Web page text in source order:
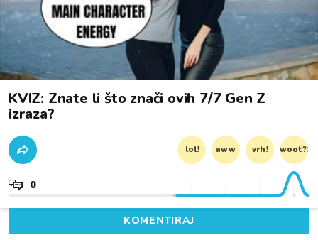
KVIZ: Znate li što znači ovih 7/7 Gen Z
izraza?
lol! aww vrh! woot?!
0
KOMENTIRAJ